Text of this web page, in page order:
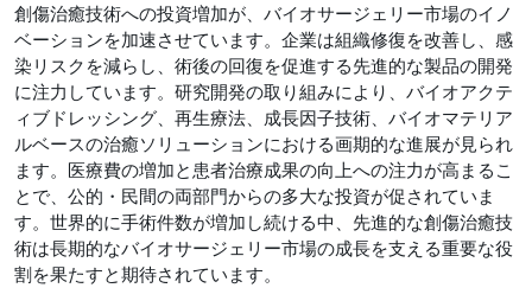
創傷治癒技術への投資増加が、バイオサージェリー市場のイノ
ベーションを加速させています。企業は組織修復を改善し、感
染リスクを減らし、術後の回復を促進する先進的な製品の開発
に注力しています。研究開発の取り組みにより、バイオアクテ
ィブドレッシング、再生療法、成長因子技術、バイオマテリア
ルベースの治癒ソリューションにおける画期的な進展が見られ
ます。医療費の増加と患者治療成果の向上への注力が高まるこ
とで、公的・民間の両部門からの多大な投資が促されていま
す。世界的に手術件数が増加し続ける中、先進的な創傷治癒技
術は長期的なバイオサージェリー市場の成長を支える重要な役
割を果たすと期待されています。